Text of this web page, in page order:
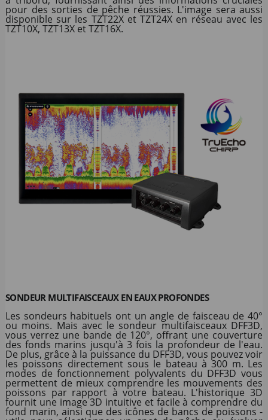
pour des sorties de pêche réussies. L'image sera aussi
disponible sur les TZT22X et TZT24X en réseau avec les
TZT10X, TZT13X et TZT16X.
SONDEUR MULTIFAISCEAUX EN EAUX PROFONDES
Les sondeurs habituels ont un angle de faisceau de 40°
ou moins. Mais avec le sondeur multifaisceaux DFF3D,
vous verrez une bande de 120°, offrant une couverture
des fonds marins jusqu'à 3 fois la profondeur de l'eau.
De plus, grâce à la puissance du DFF3D, vous pouvez voir
les poissons directement sous le bateau à 300 m. Les
modes de fonctionnement polyvalents du DFF3D vous
permettent de mieux comprendre les mouvements des
poissons par rapport à votre bateau. L'historique 3D
fournit une image 3D intuitive et facile à comprendre du
fond marin, ainsi que des icônes de bancs de poissons -